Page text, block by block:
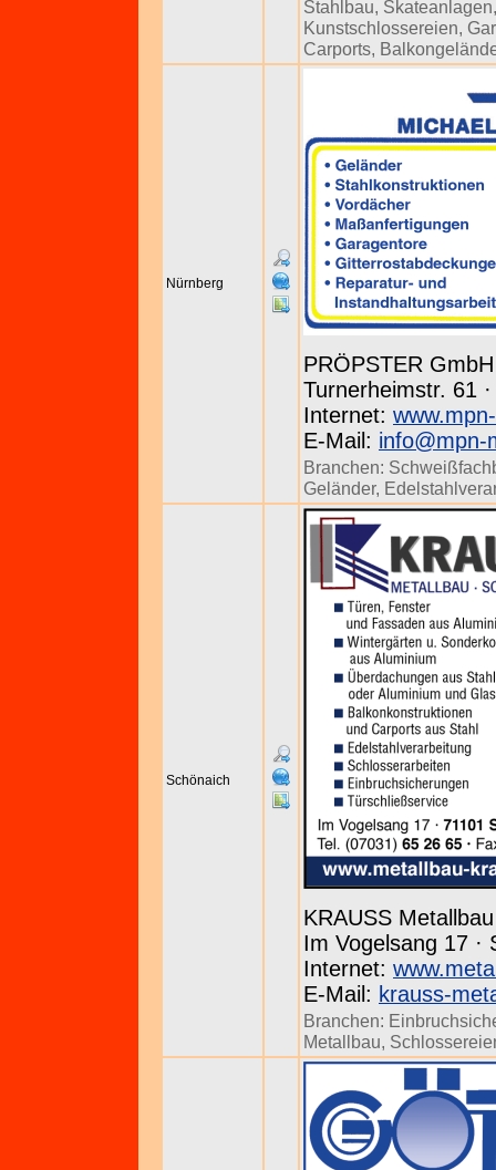
Stahlbau, Skateanlagen
Kunstschlossereien,
Carports,
Nürnberg
PRÖPSTER
Turnerheimstr. 61
Internet:
E-Mail: info@mpn-
Branchen:
Geländer,
Schönaich
KRAUSS Metallbau
Im Vogelsang 17 ·
Internet:
E-Mail: krauss-
Branchen:
Metallbau,